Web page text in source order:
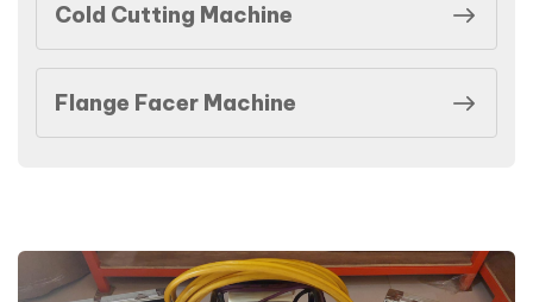
Cold Cutting Machine
Flange Facer Machine